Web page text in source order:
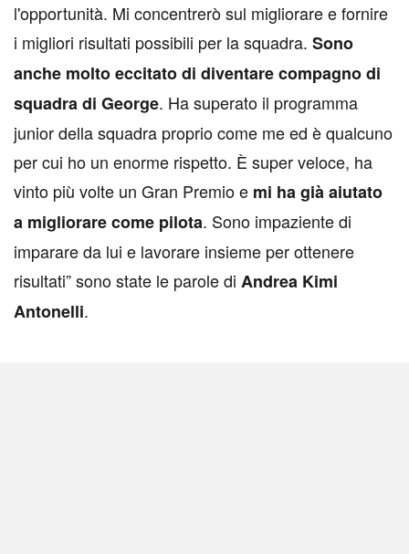
l'opportunità. Mi concentrerò sul migliorare e fornire
i migliori risultati possibili per la squadra. Sono
anche molto eccitato di diventare compagno di
squadra di George. Ha superato il programma
junior della squadra proprio come me ed è qualcuno
per cui ho un enorme rispetto. È super veloce, ha
vinto più volte un Gran Premio e mi ha già aiutato
a migliorare come pilota. Sono impaziente di
imparare da lui e lavorare insieme per ottenere
risultati” sono state le parole di Andrea Kimi
Antonelli.